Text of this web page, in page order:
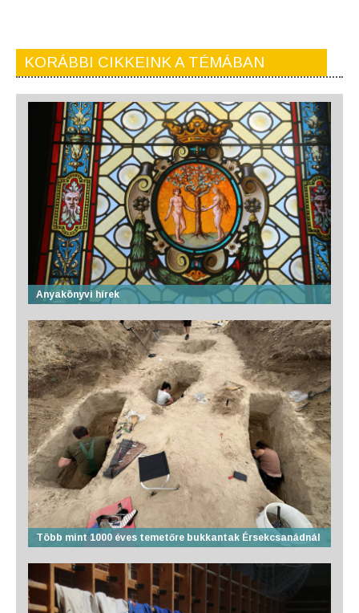
KORÁBBI CIKKEINK A TÉMÁBAN
Anyakönyvi hírek
Több mint 1000 éves temetőre bukkantak Érsekcsanádnál